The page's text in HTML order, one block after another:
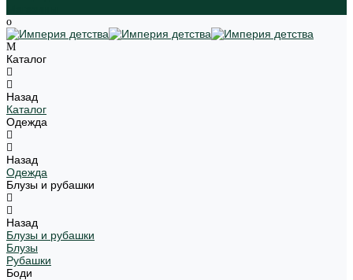
Каталог
Назад
Каталог
Одежда
Назад
Одежда
Блузы и рубашки
Назад
Блузы и рубашки
Блузы
Рубашки
Боди